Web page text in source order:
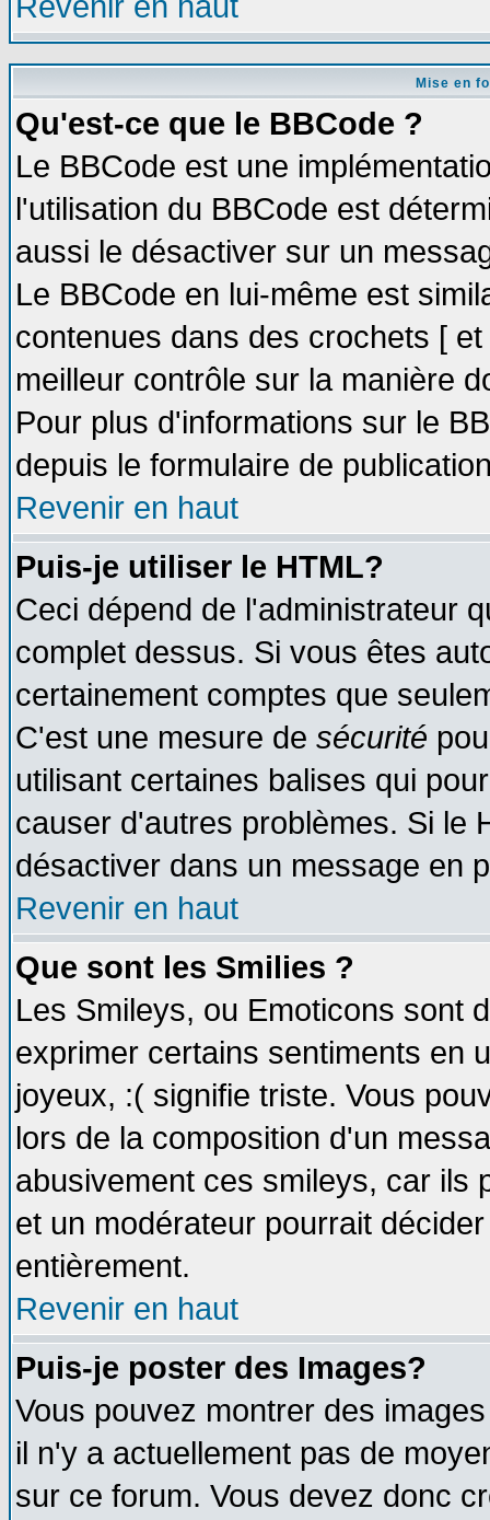
Mise en
Qu'est-ce que le BBCode ?
Le BBCode est une
l'utilisation du BBCode est
aussi le désactiver sur un
Le BBCode en lui-même est
contenues dans des crochets [
meilleur contrôle sur la manière
Pour plus d'informations sur le
depuis le formulaire de
Revenir en haut
Puis-je utiliser le HTML?
Ceci dépend de l'administrateur
complet dessus. Si vous êtes
certainement comptes que
C'est une mesure de sécurité
utilisant certaines balises qui
causer d'autres problèmes. Si le
désactiver dans un message en
Revenir en haut
Que sont les Smilies ?
Les Smileys, ou Emoticons sont
exprimer certains sentiments en
joyeux, :( signifie triste. Vous
lors de la composition d'un
abusivement ces smileys, car ils
et un modérateur pourrait
entièrement.
Revenir en haut
Puis-je poster des Images?
Vous pouvez montrer des
il n'y a actuellement pas de
sur ce forum. Vous devez donc